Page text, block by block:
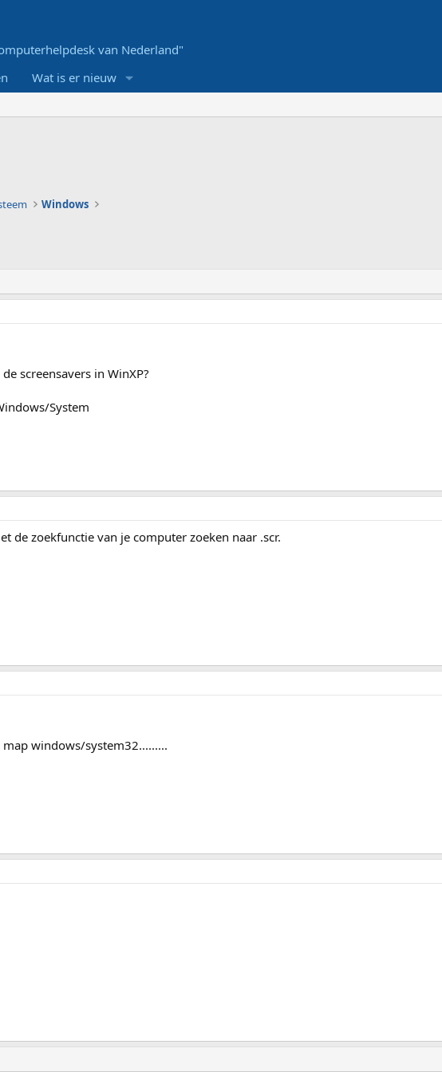
van Nederland"
Wat is er nieuw
Windows
screensavers in WinXP?
System
de zoekfunctie van je computer zoeken naar .scr.
map windows/system32.........